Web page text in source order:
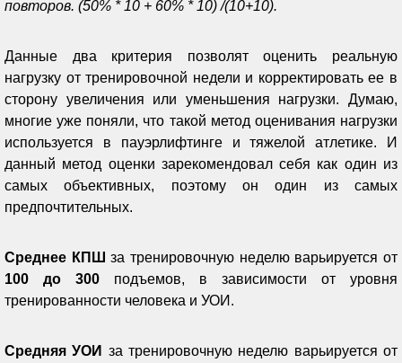
повторов. (50% * 10 + 60% * 10) /(10+10).
Данные два критерия позволят оценить реальную
нагрузку от тренировочной недели и корректировать ее в
сторону увеличения или уменьшения нагрузки. Думаю,
многие уже поняли, что такой метод оценивания нагрузки
используется в пауэрлифтинге и тяжелой атлетике. И
данный метод оценки зарекомендовал себя как один из
самых объективных, поэтому он один из самых
предпочтительных.
Среднее КПШ за тренировочную неделю варьируется от
100 до 300 подъемов, в зависимости от уровня
тренированности человека и УОИ.
Средняя УОИ за тренировочную неделю варьируется от